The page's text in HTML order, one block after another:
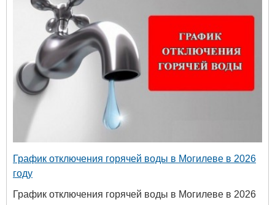
График отключения горячей воды в Могилеве в 2026
году
График отключения горячей воды в Могилеве в 2026